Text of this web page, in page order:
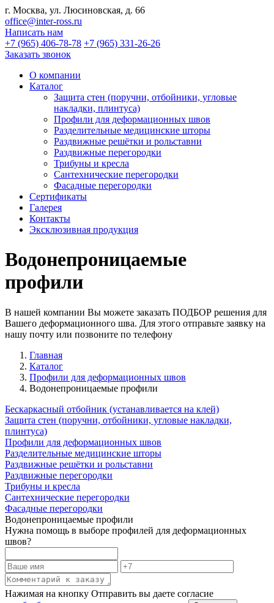
г. Москва, ул. Люсиновская, д. 66
office@inter-ross.ru
Написать нам
+7 (965) 406-78-78 +7 (965) 331-26-26
Заказать звонок
О компании
Каталог
Защита стен (поручни, отбойники, угловые
накладки, плинтуса)
Профили для деформационных швов
Разделительные медицинские шторы
Раздвижные решётки и рольставни
Раздвижные перегородки
Трибуны и кресла
Сантехнические перегородки
Фасадные перегородки
Сертификаты
Галерея
Контакты
Эксклюзивная продукция
Водонепроницаемые
профили
В нашей компании Вы можете заказать ПОДБОР решения для
Вашего деформационного шва. Для этого отправьте заявку на
нашу почту или позвоните по телефону
Главная
Каталог
Профили для деформационных швов
Водонепроницаемые профили
Бескаркасный отбойник (устанавливается на клей)
Защита стен (поручни, отбойники, угловые накладки,
плинтуса)
Профили для деформационных швов
Разделительные медицинские шторы
Раздвижные решётки и рольставни
Раздвижные перегородки
Трибуны и кресла
Сантехнические перегородки
Фасадные перегородки
Водонепроницаемые профили
Нужна помощь в выборе профилей для деформационных
швов?
Нажимая на кнопку Отправить вы даете согласие